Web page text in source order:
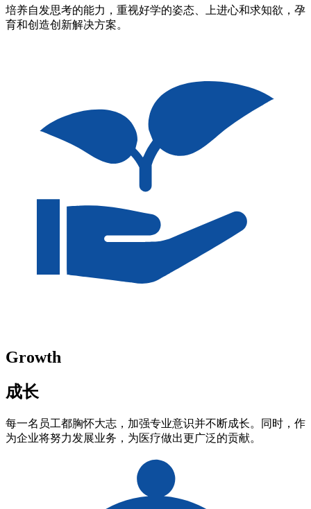
培养自发思考的能力，重视好学的姿态、上进心和求知欲，孕
育和创造创新解决方案。
Growth
成长
每一名员工都胸怀大志，加强专业意识并不断成长。同时，作
为企业将努力发展业务，为医疗做出更广泛的贡献。